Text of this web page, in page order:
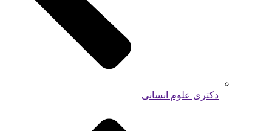
دکتری علوم انسانی